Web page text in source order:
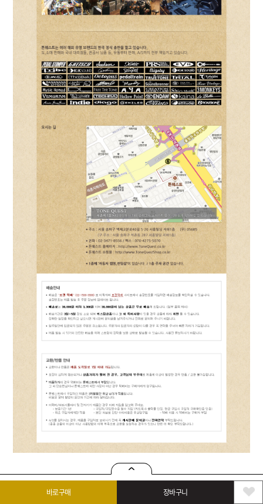
바로구매 장바구니
상품문의(0) 구매후기(0)